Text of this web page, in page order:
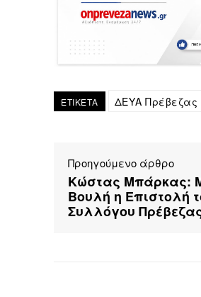
ΕΤΙΚΕΤΑ ΔΕΥΑ Πρέβεζας
Προηγούμενο άρθρο
Κώστας Μπάρκας:
Βουλή η Επιστολή
Συλλόγου